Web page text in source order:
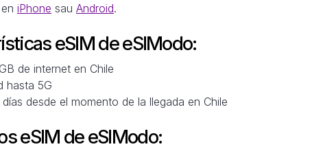
iPhone sau Android.
eSIM de eSIModo:
de internet en Chile
hasta 5G
desde el momento de la llegada en Chile
eSIM de eSIModo: